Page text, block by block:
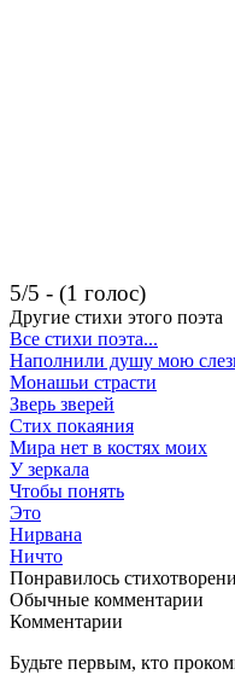
5/5 - (1 голос)
Другие стихи этого поэта
Все стихи поэта...
Наполнили душу мою
Монашьи страсти
Зверь зверей
Стих покаяния
Мира нет в костях моих
У зеркала
Чтобы понять
Это
Нирвана
Ничто
Понравилось
Обычные комментарии
Комментарии
Будьте первым, кто